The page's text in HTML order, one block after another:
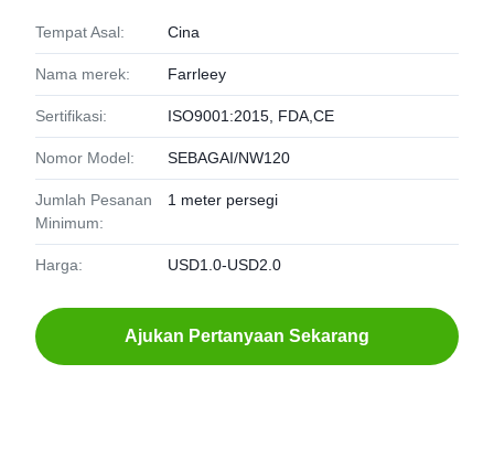
Tempat Asal: Cina
Nama merek: Farrleey
Sertifikasi: ISO9001:2015, FDA,CE
Nomor Model: SEBAGAI/NW120
Jumlah Pesanan
Minimum:
1 meter persegi
Harga: USD1.0-USD2.0
Ajukan Pertanyaan Sekarang